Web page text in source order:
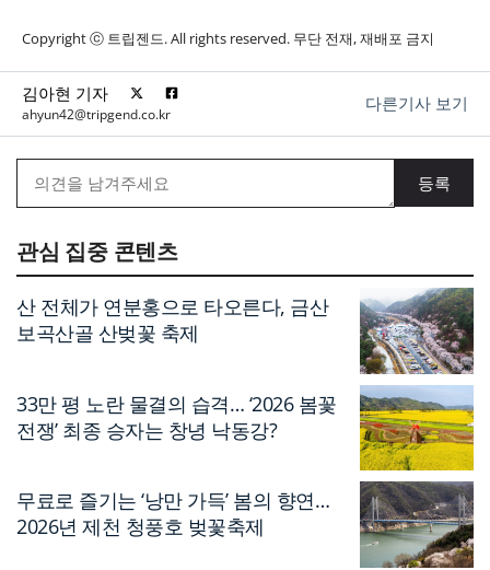
Copyright ⓒ 트립젠드. All rights reserved. 무단 전재, 재배포 금지
김아현 기자
ahyun42@tripgend.co.kr
다른기사 보기
관심 집중 콘텐츠
산 전체가 연분홍으로 타오른다, 금산
보곡산골 산벚꽃 축제
33만 평 노란 물결의 습격… ‘2026 봄꽃
전쟁’ 최종 승자는 창녕 낙동강?
무료로 즐기는 ‘낭만 가득’ 봄의 향연…
2026년 제천 청풍호 벚꽃축제